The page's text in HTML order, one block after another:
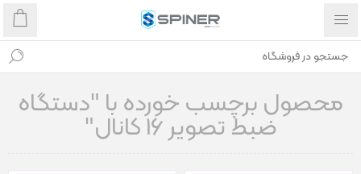
محصول برچسب خورده با "دستگاه
ضبط تصویر 16 کانال"